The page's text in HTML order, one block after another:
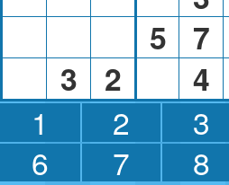
5
7
3
2 4
1 2 3
6
7 8